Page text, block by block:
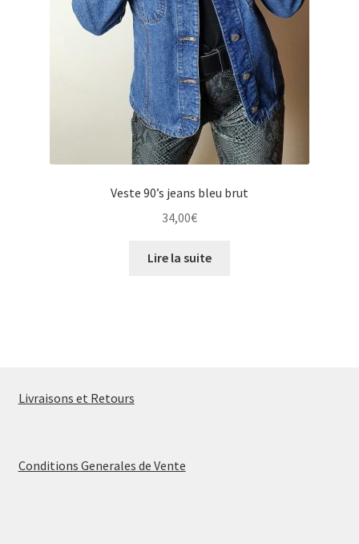
Veste 90’s jeans bleu brut
34,00€
Lire la suite
Livraisons et Retours
Conditions Generales de Vente